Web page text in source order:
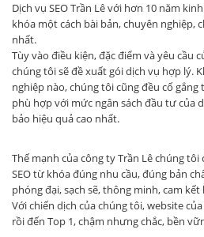
Dịch vụ SEO Trần Lê với hơn 10 năm
khóa một cách bài bản, chuyên nghiệp,
nhất.
Tùy vào điều kiện, đặc điểm và yêu cầu
chúng tôi sẽ đề xuất gói dịch vụ hợp lý.
nghiệp nào, chúng tôi cũng đều cố
phù hợp với mức ngân sách đầu tư của
bảo hiệu quả cao nhất.
Thế mạnh của công ty Trần Lê chúng tôi
SEO từ khóa đúng nhu cầu, đúng bản
phóng đại, sạch sẽ, thông minh, cam
Với chiến dịch của chúng tôi, website
rồi đến Top 1, chậm nhưng chắc, bền